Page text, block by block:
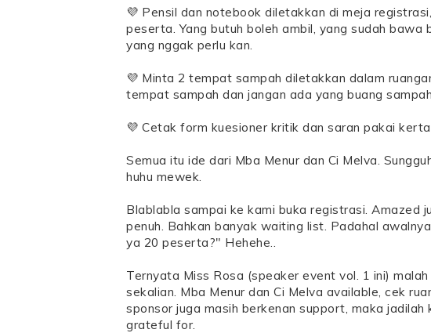
💜 Pensil dan notebook diletakkan di meja
peserta. Yang butuh boleh ambil, yang sudah bawa
yang nggak perlu kan.
💜 Minta 2 tempat sampah diletakkan dalam
tempat sampah dan jangan ada yang buang
💜 Cetak form kuesioner kritik dan saran pakai
Semua itu ide dari Mba Menur dan Ci Melva.
huhu mewek.
Blablabla sampai ke kami buka registrasi. Amazed
penuh. Bahkan banyak waiting list. Padahal
ya 20 peserta?" Hehehe..
Ternyata Miss Rosa (speaker event vol. 1 ini)
sekalian. Mba Menur dan Ci Melva available, cek
sponsor juga masih berkenan support, maka
grateful for.